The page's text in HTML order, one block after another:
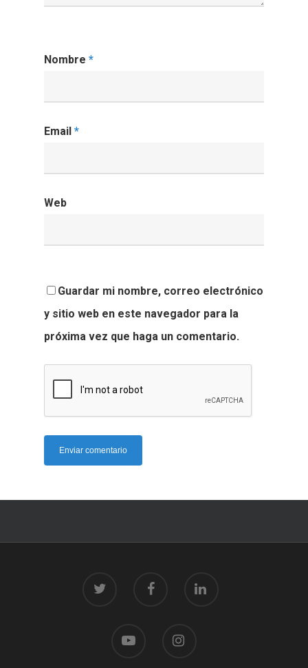
Nombre *
Email *
Web
Guardar mi nombre, correo electrónico
y sitio web en este navegador para la
próxima vez que haga un comentario.